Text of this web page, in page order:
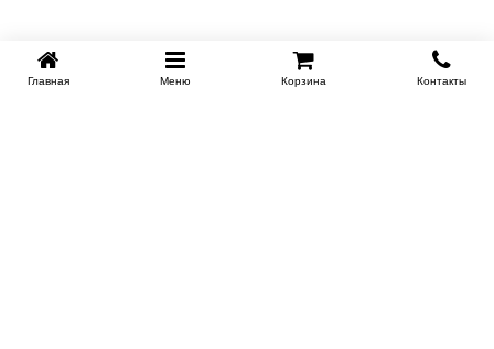
Главная Меню Корзина Контакты